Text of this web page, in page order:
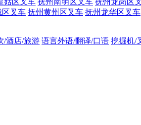
姑区叉车 抚州南明区叉车 抚州龙岗区
区叉车 抚州黄州区叉车 抚州龙华区叉车
/酒店/旅游 语言外语/翻译/口语 挖掘机/